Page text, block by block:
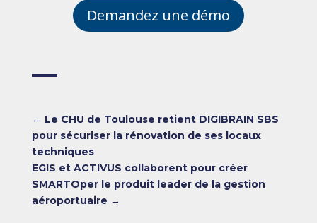
Demandez une démo
← Le CHU de Toulouse retient DIGIBRAIN SBS
pour sécuriser la rénovation de ses locaux
techniques
EGIS et ACTIVUS collaborent pour créer
SMARTOper le produit leader de la gestion
aéroportuaire →